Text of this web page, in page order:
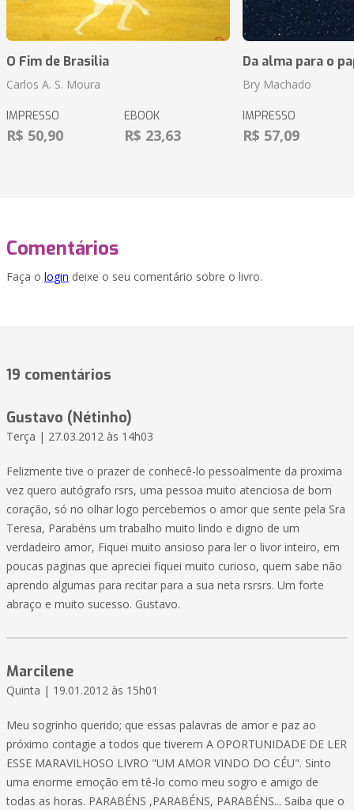
O Fim de Brasilia
Carlos A. S. Moura
IMPRESSO
R$ 50,90
EBOOK
R$ 23,63
Da alma para o
Bry Machado
IMPRESSO
R$ 57,09
Comentários
Faça o login deixe o seu comentário sobre o livro.
19 comentários
Gustavo (Nétinho)
Terça | 27.03.2012 às 14h03
Felizmente tive o prazer de conhecê-lo pessoalmente da proxima
vez quero autógrafo rsrs, uma pessoa muito atenciosa de bom
coração, só no olhar logo percebemos o amor que sente pela Sra
Teresa, Parabéns um trabalho muito lindo e digno de um
verdadeiro amor, Fiquei muito ansioso para ler o livor inteiro, em
poucas paginas que apreciei fiquei muito curioso, quem sabe não
aprendo algumas para recitar para a sua neta rsrsrs. Um forte
abraço e muito sucesso. Gustavo.
Marcilene
Quinta | 19.01.2012 às 15h01
Meu sogrinho querido; que essas palavras de amor e paz ao
próximo contagie a todos que tiverem A OPORTUNIDADE DE LER
ESSE MARAVILHOSO LIVRO "UM AMOR VINDO DO CÉU". Sinto
uma enorme emoção em tê-lo como meu sogro e amigo de
todas as horas. PARABÉNS ,PARABÉNS, PARABÉNS... Saiba que o